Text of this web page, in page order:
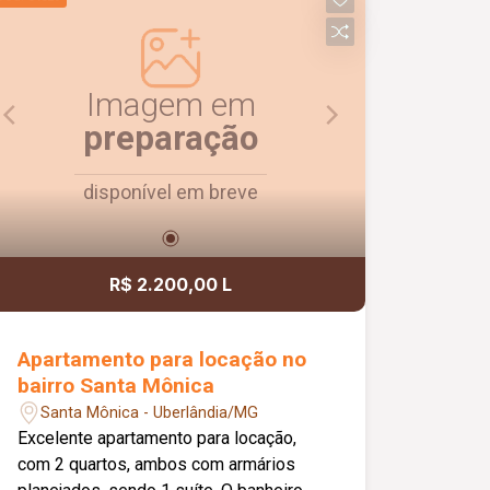
Imagem em
preparação
disponível em breve
R$ 2.200,00 L
Apartamento para locação no
bairro Santa Mônica
Santa Mônica - Uberlândia/MG
Excelente apartamento para locação,
com 2 quartos, ambos com armários